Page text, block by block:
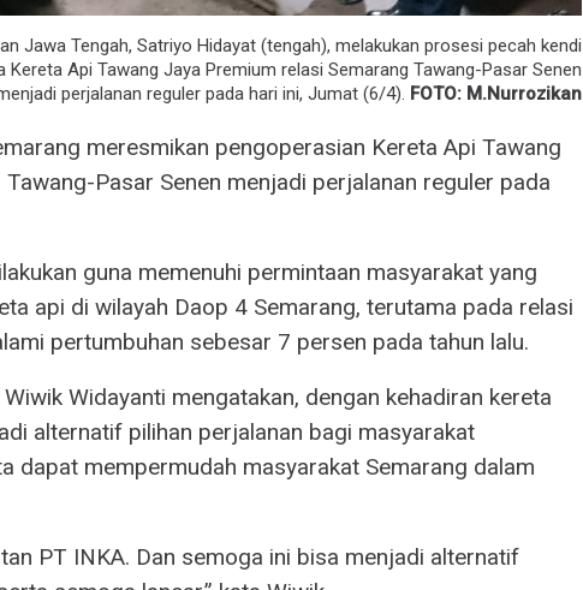
Jawa Tengah, Satriyo Hidayat (tengah), melakukan prosesi pecah kendi
Api Tawang Jaya Premium relasi Semarang Tawang-Pasar Senen
perjalanan reguler pada hari ini, Jumat (6/4). FOTO: M.Nurrozikan
meresmikan pengoperasian Kereta Api Tawang
Pasar Senen menjadi perjalanan reguler pada
guna memenuhi permintaan masyarakat yang
api di wilayah Daop 4 Semarang, terutama pada relasi
pertumbuhan sebesar 7 persen pada tahun lalu.
Widayanti mengatakan, dengan kehadiran kereta
alternatif pilihan perjalanan bagi masyarakat
dapat mempermudah masyarakat Semarang dalam
PT INKA. Dan semoga ini bisa menjadi alternatif